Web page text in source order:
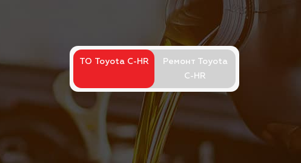
ТО Toyota C-HR
Ремонт Toyota
C-HR